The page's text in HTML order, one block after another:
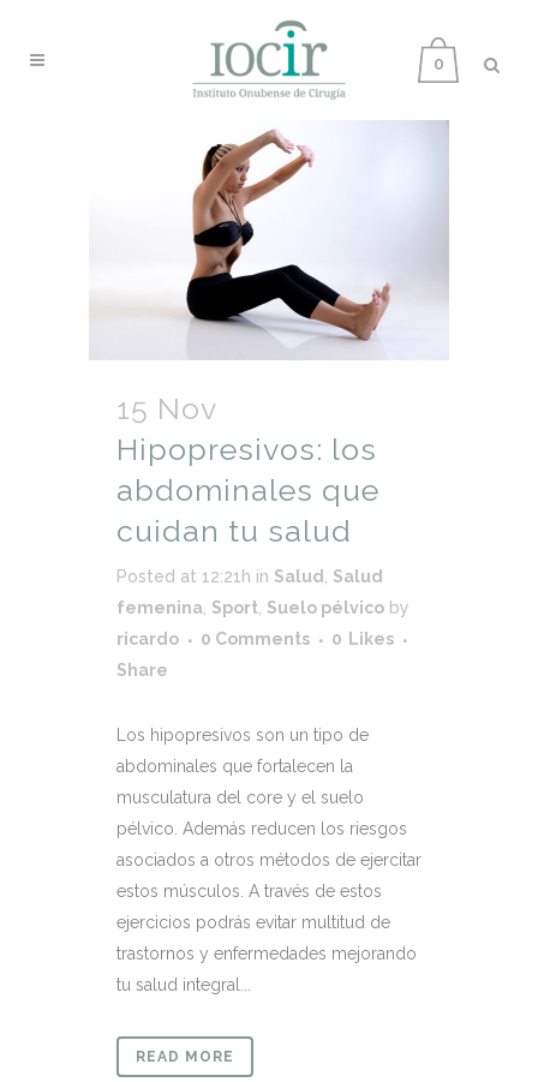
0
15 Nov
Hipopresivos: los
abdominales que
cuidan tu salud
Posted at 12:21h in Salud
Salud
femenina Sport Suelo pélvico by
ricardo
0 Comments 0 Likes
Share
Los hipopresivos son un tipo de
abdominales que fortalecen la
musculatura del core y el suelo
pélvico. Además reducen los riesgos
asociados a otros métodos de ejercitar
estos músculos. A través de estos
ejercicios podrás evitar multitud de
trastornos y enfermedades mejorando
tu salud integral...
READ MORE